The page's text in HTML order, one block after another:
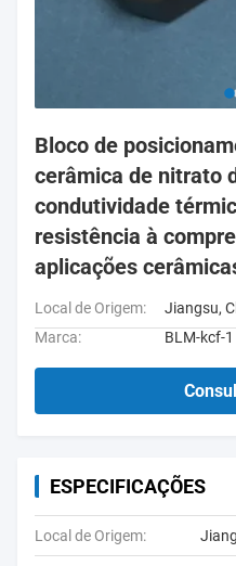
Bloco de
cerâmica de nitrato
condutividade
resistência à
aplicações
Local de Origem:
Jiangsu,
Marca:
BLM-kcf-1
ESPECIFICAÇÕES
Local de Origem: